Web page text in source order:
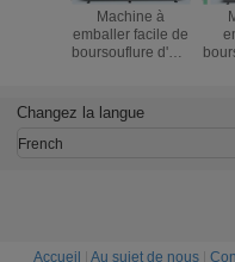
Machine à
emballer facile de
boursouflure d'Alu
260E
Changez la langue
French
Accueil Au sujet de nous